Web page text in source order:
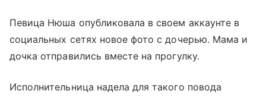
Певица Нюша опубликовала в своем аккаунте в
социальных сетях новое фото с дочерью. Мама и
дочка отправились вместе на прогулку.
Исполнительница надела для такого повода